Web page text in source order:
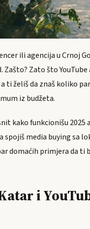
ili agencija u Crnoj
Zašto? Zato što
ti želiš da znaš koliko
iz budžeta.
kako funkcionišu 2025
spojiš media buying sa
domaćih primjera da ti
i